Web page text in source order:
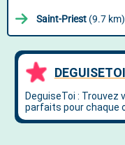
Saint-Priest (9.7 km)